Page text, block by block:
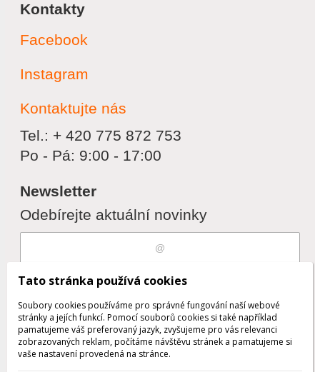
Kontakty
Facebook
Instagram
Kontaktujte nás
Tel.: + 420 775 872 753
Po - Pá: 9:00 - 17:00
Newsletter
Odebírejte aktuální novinky
Souhlasím szpracováním osobních
údajů
Odebrat Přidat
Tato stránka používá cookies
Soubory cookies používáme pro správné fungování naší webové
stránky a jejích funkcí. Pomocí souborů cookies si také například
pamatujeme váš preferovaný jazyk, zvyšujeme pro vás relevanci
zobrazovaných reklam, počítáme návštěvu stránek a pamatujeme si
vaše nastavení provedená na stránce.